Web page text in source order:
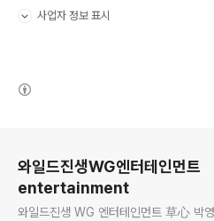
사업자 정보 표시
와일드진생WG엔터테인먼트
entertainment
와일드진생 WG 엔터테인먼트 草心 박